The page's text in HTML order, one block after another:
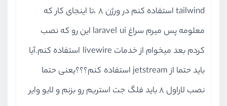
tailwind استفاده کنم در ورژن 8 ،تا اینجای کار که
معلومه پس میرم سراغ laravel ui این رو که نصب
کردم بعد میخوام از خدمات livewire استفاده کنم.آیا
باید حتما از jetstream استفاده کنم؟؟؟یعنی حتما
نصب لاراول 8 باید فلگ جت استریم رو بزنم و لایو وایر